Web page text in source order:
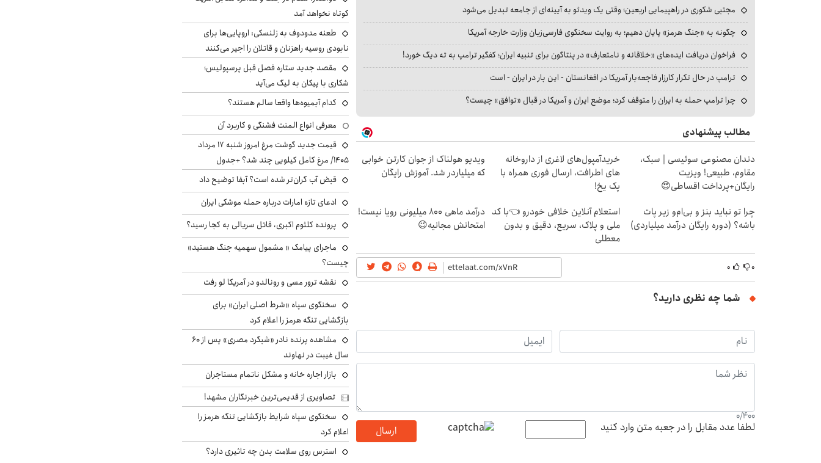
مجتبی شکوری در راهپیمایی اربعین؛ وقتی یک ویدئو به آیینه‌ای از جامعه تبدیل می‌شود
چگونه به «جنگ هرمز» پایان دهیم؛ به روایت سخنگوی فارسی‌زبان وزارت خارجه آمریکا
فراخوان دریافت ایده‌های «خلاقانه و نامتعارف» در پنتاگون برای تنبیه ایران؛ کفگیر ترامپ به ته دیگ خورد!
ترامپ در حال تکرار کارزار فاجعه‌بار آمریکا در افغانستان - این بار در ایران - است
چرا ترامپ حمله به ایران را متوقف کرد؛ موضع ایران و آمریکا در قبال «توافق» چیست؟
مطالب پیشنهادی
دندان مصنوعی سوئیسی | سبک،
مقاوم، طبیعی! ویزیت
رایگان+پرداخت اقساطی😍
خریدآمپول‌های لاغری از داروخانه
های اطرافت، ارسال فوری همراه با
پک یخ!
ویدیو هولناک از جوان کارتن خوابی
که میلیاردر شد. آموزش رایگان
چرا تو نباید بنز و بی‌ام‌و زیر پات
باشه؟ (دوره رایگان درآمد میلیاردی)
استعلام آنلاین خلافی خودرو 👈با کد
ملی و پلاک، سریع، دقیق و بدون
معطلی
درآمد ماهی 800 میلیونی رویا نیست!
امتحانش مجانیه😉
۰ ۰
شما چه نظری دارید؟
0/400
لطفا عدد مقابل را در جعبه متن وارد کنید ارسال
کوتاه نخواهد آمد
طعنه مدودوف به زلنسکی: اروپایی‌ها برای
نابودی روسیه راهزنان و قاتلان را اجیر می‌کنند
مقصد جدید ستاره فصل قبل پرسپولیس؛
شکاری با پیکان به لیگ می‌آید
کدام آبمیوه‌ها واقعا سالم هستند؟
معرفی انواع المنت فشنگی و کاربرد آن
قیمت جدید گوشت مرغ امروز شنبه ۱۷ مرداد
۱۴۰۵/ مرغ کامل کیلویی چند شد؟ +جدول
قبض آب گران‌تر شده است؟ آبفا توضیح داد
ادعای تازه امارات درباره حمله موشکی ایران
پرونده کلثوم اکبری، قاتل سریالی به کجا رسید؟
ماجرای پیامک « مشمول سهمیه جنگ هستید»
چیست؟
نقشه ترور مسی و رونالدو در آمریکا لو رفت
سخنگوی سپاه «شرط اصلی ایران» برای
بازگشایی تنگه هرمز را اعلام کرد
مشاهده پرنده نادر «شبگرد مصری» پس از ۶۰
سال غیبت در نهاوند
بازار اجاره خانه و مشکل ناتمام مستاجران
تصاویری از قدیمی‌ترین خبرنگاران مشهد!
سخنگوی سپاه شرایط بازگشایی تنگه هرمز را
اعلام کرد
استرس روی سلامت بدن چه تاثیری دارد؟